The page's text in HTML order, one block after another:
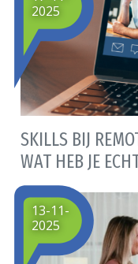
SKILLS BIJ
WAT HEB JE
2025
13-11-
2025